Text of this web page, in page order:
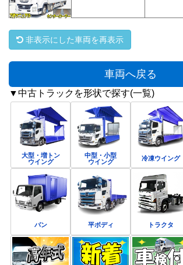
非表示にした車両を再表示
車両へ戻る
▼中古トラックを形状で探す(一覧)
大型・増トン
ウイング
中型・小型
ウイング
冷凍ウイング
バン 平ボディ トラクタ